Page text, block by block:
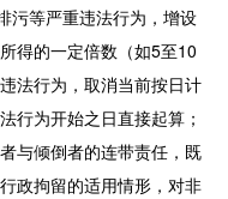
污等严重违法行为，增设
得的一定倍数（如5至10
法行为，取消当前按日计
行为开始之日直接起算；
与倾倒者的连带责任，既
政拘留的适用情形，对非